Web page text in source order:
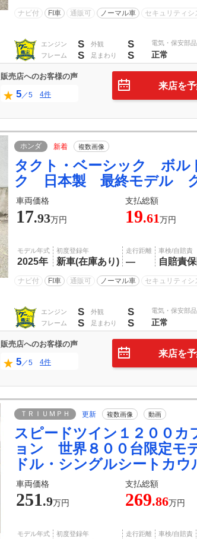
ナビ付 FI車 通販可 ノーマル車 セキュリティシ
エンジン S 外観 S
フレーム S 足まわり S
電気・保安部品
正常
販売店へのお客様の声
5／5 4件
来店を
ホンダ 新着 複数画像
タクト・ベーシック ボル
ク 日本製 最終モデル グ
車両価格 支払総額
17.93万円 19.61万円
モデル年式
2025年
初度登録年
新車(在庫あり)
走行距離
―
車検/自賠責
自賠責
ナビ付 FI車 通販可 ノーマル車 セキュリティシ
エンジン S 外観 S
フレーム S 足まわり S
電気・保安部品
正常
販売店へのお客様の声
5／5 4件
来店を
ＴＲＩＵＭＰＨ 更新 複数画像 動画
スピードツイン１２００カ
ョン 世界８００台限定モ
ドル・シングルシートカウ
車両価格 支払総額
251.9万円 269.86万円
モデル年式 初度登録年 走行距離 車検/自賠責